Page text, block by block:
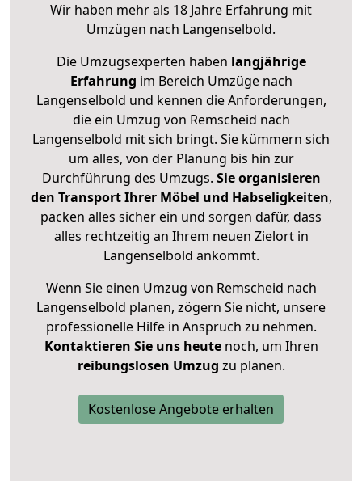
Wir haben mehr als 18 Jahre Erfahrung mit
Umzügen nach Langenselbold.
Die Umzugsexperten haben langjährige
Erfahrung im Bereich Umzüge nach
Langenselbold und kennen die Anforderungen,
die ein Umzug von Remscheid nach
Langenselbold mit sich bringt. Sie kümmern sich
um alles, von der Planung bis hin zur
Durchführung des Umzugs. Sie organisieren
den Transport Ihrer Möbel und Habseligkeiten,
packen alles sicher ein und sorgen dafür, dass
alles rechtzeitig an Ihrem neuen Zielort in
Langenselbold ankommt.
Wenn Sie einen Umzug von Remscheid nach
Langenselbold planen, zögern Sie nicht, unsere
professionelle Hilfe in Anspruch zu nehmen.
Kontaktieren Sie uns heutenoch, um Ihren
reibungslosen Umzug zu planen.
Kostenlose Angebote erhalten